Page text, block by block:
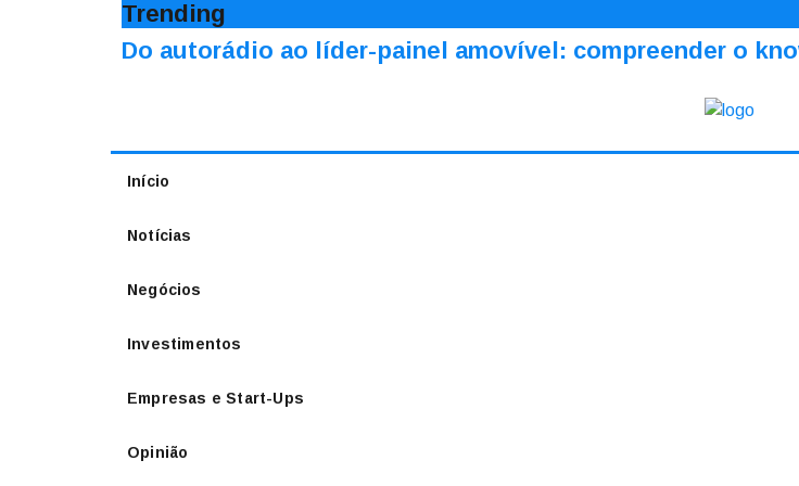
Trending
Do autorádio ao líder-painel amovível: compreender o
Início
Notícias
Negócios
Investimentos
Empresas e Start-Ups
Opinião